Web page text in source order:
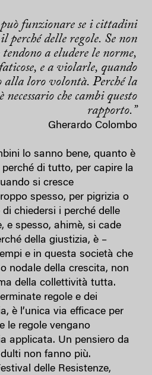
funzionare se i cittadini
perché delle regole. Se non
a eludere le norme,
e a violarle, quando
alla loro volontà. Perché la
che cambi questo
rapporto.”
Gherardo Colombo
lo sanno bene, quanto è
di tutto, per capire la
si cresce
spesso, per pigrizia o
chiedersi i perché delle
e spesso, ahimè, si cade
della giustizia, è –
e in questa società che
nodale della crescita, non
della collettività tutta.
regole e dei
è l’unica via efficace per
le regole vengano
applicata. Un pensiero da
non fanno più.
delle Resistenze,